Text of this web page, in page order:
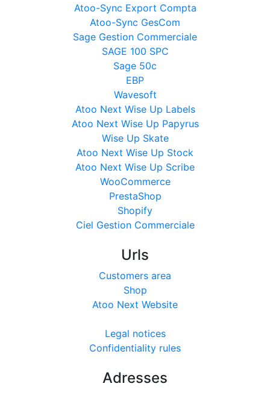
Atoo-Sync Export Compta
Atoo-Sync GesCom
Sage Gestion Commerciale
SAGE 100 SPC
Sage 50c
EBP
Wavesoft
Atoo Next Wise Up Labels
Atoo Next Wise Up Papyrus
Wise Up Skate
Atoo Next Wise Up Stock
Atoo Next Wise Up Scribe
WooCommerce
PrestaShop
Shopify
Ciel Gestion Commerciale
Urls
Customers area
Shop
Atoo Next Website
Legal notices
Confidentiality rules
Adresses